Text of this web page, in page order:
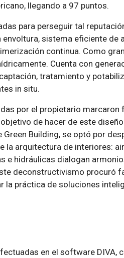
llegando a 97 puntos.
para perseguir tal
sistema eficiente de
continua. Como
Cuenta con
tratamiento y
in situ.
por el propietario marcaron
de hacer de este
Building, se optó por
la arquitectura de interiores:
e hidráulicas dialogan
deconstructivismo procuró
la práctica de soluciones
en el software DIVA,